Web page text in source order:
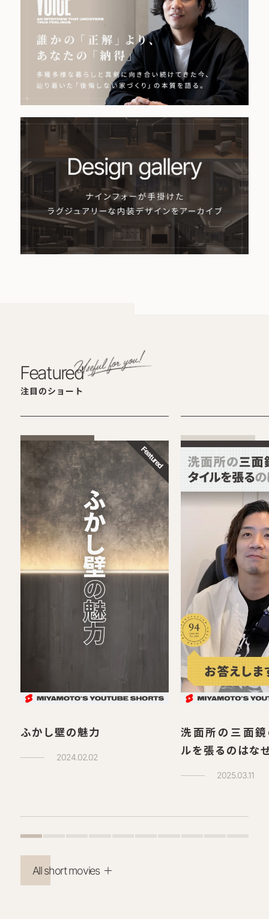
Featured
注目のショート
ふかし壁の魅力
2024.02.02
洗面所の三面
ルを張るのはな
2025.03.11
All short movies